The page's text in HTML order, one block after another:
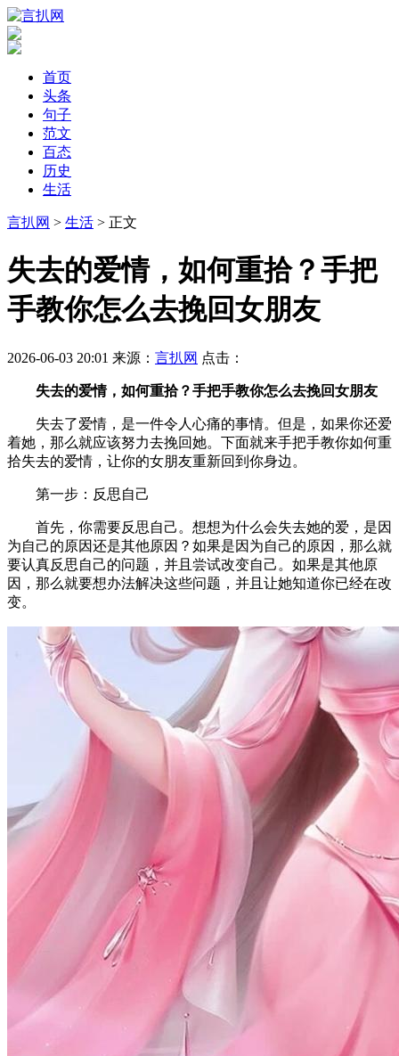
首页
头条
句子
范文
百态
历史
生活
言扒网 > 生活 > 正文
​失去的爱情，如何重拾？手把
手教你怎么去挽回女朋友
2026-06-03 20:01 来源： 言扒网 点击：
失去的爱情，如何重拾？手把手教你怎么去挽回女朋友
失去了爱情，是一件令人心痛的事情。但是，如果你还爱
着她，那么就应该努力去挽回她。下面就来手把手教你如何重
拾失去的爱情，让你的女朋友重新回到你身边。
第一步：反思自己
首先，你需要反思自己。想想为什么会失去她的爱，是因
为自己的原因还是其他原因？如果是因为自己的原因，那么就
要认真反思自己的问题，并且尝试改变自己。如果是其他原
因，那么就要想办法解决这些问题，并且让她知道你已经在改
变。